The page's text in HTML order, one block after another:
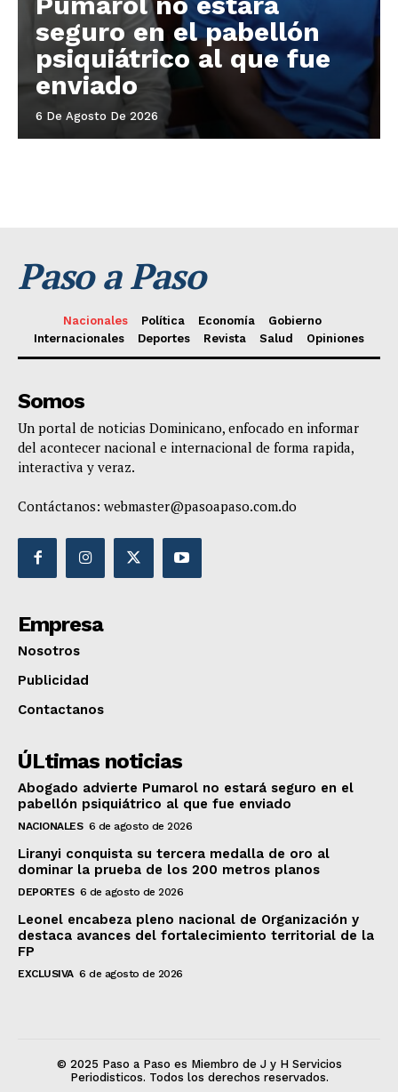
seguro en el pabellón
psiquiátrico al que fue
enviado
6 De Agosto De 2026
Paso a Paso
Nacionales Política Economía
Gobierno
Internacionales
Deportes Revista Salud Opiniones
Somos
Un portal de noticias Dominicano, enfocado en informar
del acontecer nacional e internacional de forma rapida,
interactiva y veraz.
Contáctanos: webmaster@pasoapaso.com.do
Empresa
Nosotros
Publicidad
Contactanos
ÚLtimas noticias
Abogado advierte Pumarol no estará seguro en el
pabellón psiquiátrico al que fue enviado
NACIONALES 6 de agosto de 2026
Liranyi conquista su tercera medalla de oro al
dominar la prueba de los 200 metros planos
DEPORTES 6 de agosto de 2026
Leonel encabeza pleno nacional de Organización y
destaca avances del fortalecimiento territorial de la
FP
EXCLUSIVA 6 de agosto de 2026
© 2025 Paso a Paso es Miembro de J y H Servicios
Periodisticos. Todos los derechos reservados.